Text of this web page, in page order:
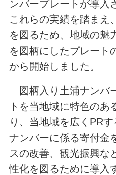
ンバープレートが導入
これらの実績を踏まえ
を図るため、地域の魅
を図柄にしたプレート
から開始しました。
図柄入り土浦ナンバ
トを当地域に特色のあ
り、当地域を広くPR
ナンバーに係る寄付金
スの改善、観光振興な
性化を図るために導入